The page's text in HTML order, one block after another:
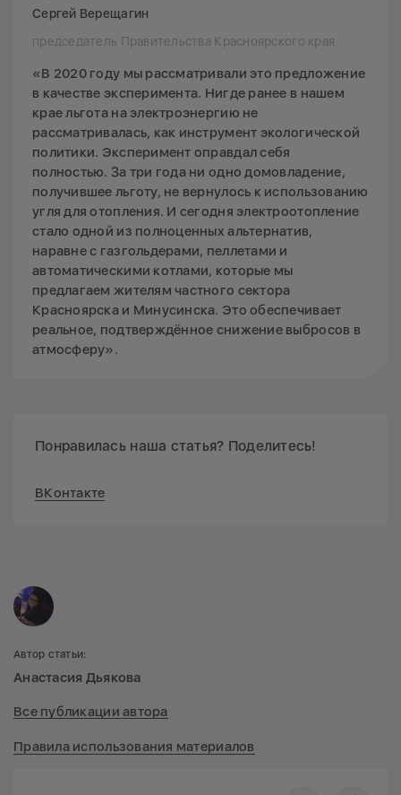
Сергей Верещагин
председатель Правительства Красноярского края
«В 2020 году мы рассматривали это предложение
в качестве эксперимента. Нигде ранее в нашем
крае льгота на электроэнергию не
рассматривалась, как инструмент экологической
политики. Эксперимент оправдал себя
полностью. За три года ни одно домовладение,
получившее льготу, не вернулось к использованию
угля для отопления. И сегодня электроотопление
стало одной из полноценных альтернатив,
наравне с газгольдерами, пеллетами и
автоматическими котлами, которые мы
предлагаем жителям частного сектора
Красноярска и Минусинска. Это обеспечивает
реальное, подтверждённое снижение выбросов в
атмосферу».
Понравилась наша статья? Поделитесь!
ВКонтакте
Автор статьи:
Анастасия Дьякова
Все публикации автора
Правила использования материалов